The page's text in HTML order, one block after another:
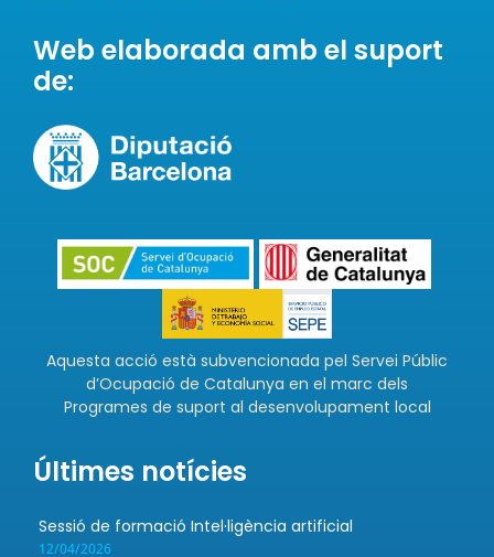
Web elaborada amb el suport
de:
Aquesta acció està subvencionada pel Servei Públic
d’Ocupació de Catalunya en el marc dels
Programes de suport al desenvolupament local
Últimes notícies
Sessió de formació Intel·ligència artificial
12/04/2026